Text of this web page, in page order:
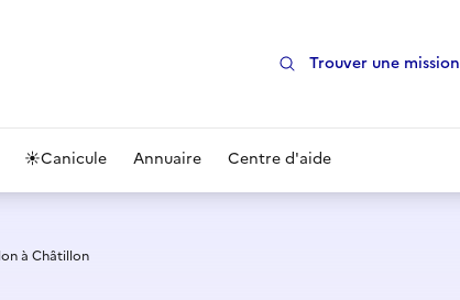
Trouver une mission
☀️Canicule Annuaire Centre d'aide
à Châtillon